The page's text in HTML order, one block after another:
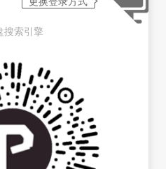
搜索引擎